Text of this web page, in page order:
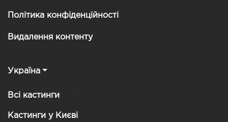
Політика конфіденційності
Видалення контенту
Україна
Всі кастинги
Кастинги у Києві